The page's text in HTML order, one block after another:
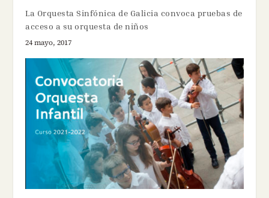
La Orquesta Sinfónica de Galicia convoca pruebas de
acceso a su orquesta de niños
24 mayo, 2017